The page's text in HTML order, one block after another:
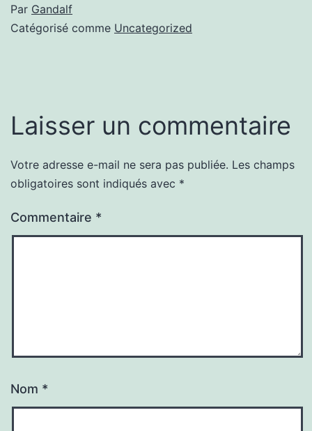
Par Gandalf
Catégorisé comme Uncategorized
Laisser un commentaire
Votre adresse e-mail ne sera pas publiée. Les champs
obligatoires sont indiqués avec *
Commentaire *
Nom *